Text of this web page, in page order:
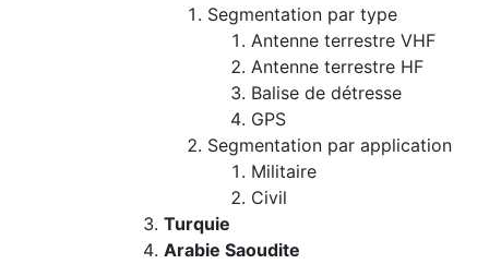
Segmentation par type
Antenne terrestre VHF
Antenne terrestre HF
Balise de détresse
GPS
Segmentation par application
Militaire
Civil
Turquie
Arabie Saoudite